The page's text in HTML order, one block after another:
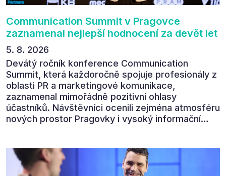
Communication Summit v Pragovce
zaznamenal nejlepší hodnocení za devět let
5. 8. 2026
Devátý ročník konference Communication
Summit, která každoročně spojuje profesionály z
oblasti PR a marketingové komunikace,
zaznamenal mimořádně pozitivní ohlasy
účastníků. Návštěvníci ocenili zejména atmosféru
nových prostor Pragovky i vysoký informační
zúčastnit i příštího ročníku. „Příjemná konference,
výborný program, hezké prostory, Daniel Stach